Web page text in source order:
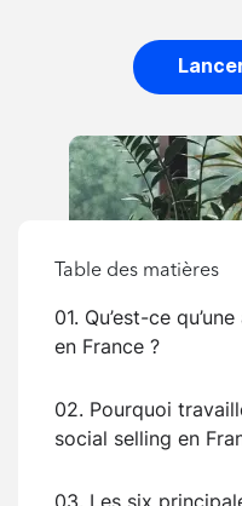
Table des matières
01. Qu’est-ce
en France ?
02. Pourquoi
social selling en